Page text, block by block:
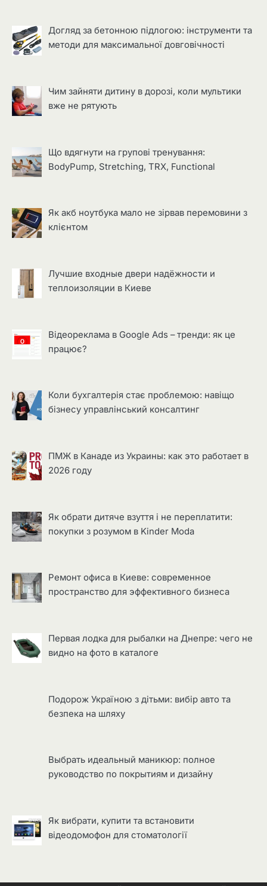
Догляд за бетонною підлогою: інструменти та
методи для максимальної довговічності
Чим зайняти дитину в дорозі, коли мультики
вже не рятують
Що вдягнути на групові тренування:
BodyPump, Stretching, TRX, Functional
Як акб ноутбука мало не зірвав перемовини з
клієнтом
Лучшие входные двери надёжности и
теплоизоляции в Киеве
Відеореклама в Google Ads – тренди: як це
працює?
Коли бухгалтерія стає проблемою: навіщо
бізнесу управлінський консалтинг
ПМЖ в Канаде из Украины: как это работает в
2026 году
Як обрати дитяче взуття і не переплатити:
покупки з розумом в Kinder Moda
Ремонт офиса в Киеве: современное
пространство для эффективного бизнеса
Первая лодка для рыбалки на Днепре: чего не
видно на фото в каталоге
Подорож Україною з дітьми: вибір авто та
безпека на шляху
Выбрать идеальный маникюр: полное
руководство по покрытиям и дизайну
Як вибрати, купити та встановити
відеодомофон для стоматології